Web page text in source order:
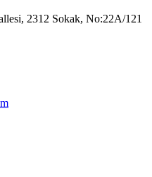
2312 Sokak, No:22A/121